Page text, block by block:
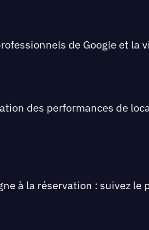
de Google et la
des performances de
à la réservation : suivez le